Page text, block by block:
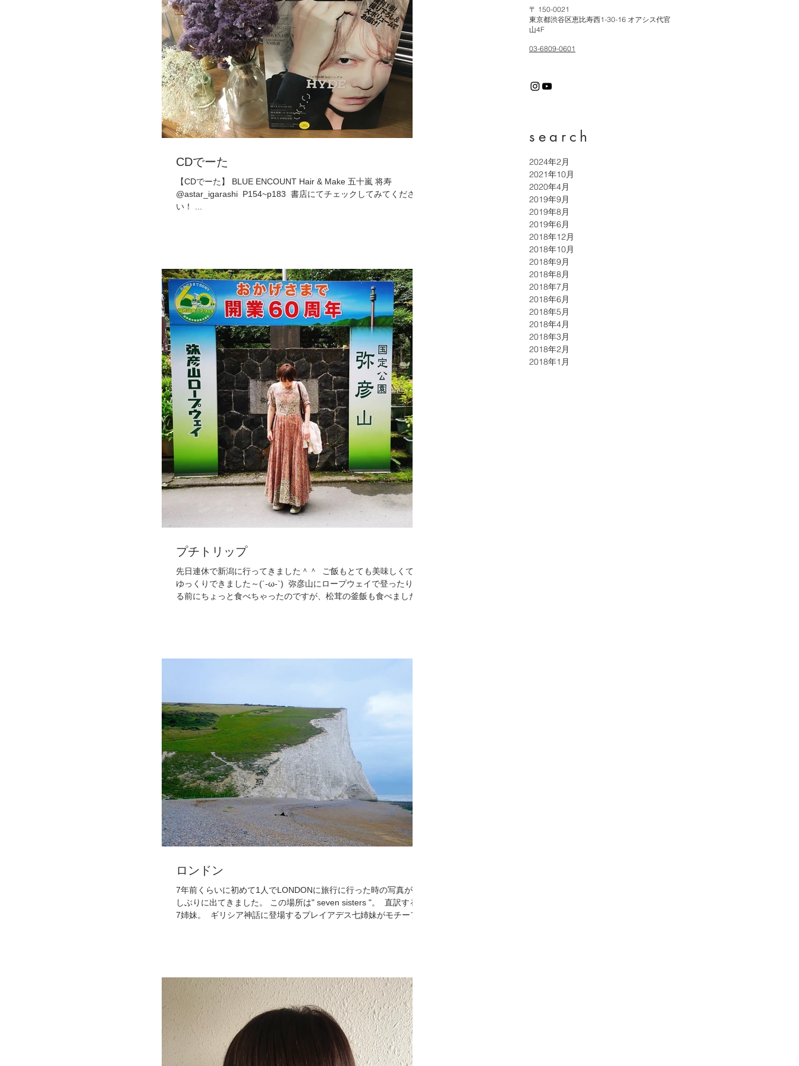
〒 150-0021
東京都渋谷区恵比寿西1-30-16 オアシス代官
山4F
03-6809-0601
search
2024年2月
2021年10月
2020年4月
2019年9月
2019年8月
2019年6月
2018年12月
2018年10月
2018年9月
2018年8月
2018年7月
2018年6月
2018年5月
2018年4月
2018年3月
2018年2月
2018年1月
CDでーた
【CDでーた】 BLUE ENCOUNT Hair & Make 五十嵐 将寿
@astar_igarashi ㅤㅤㅤㅤㅤㅤㅤㅤㅤㅤㅤㅤㅤ P154~p183 ㅤㅤㅤㅤㅤㅤㅤㅤㅤㅤㅤㅤㅤ 書店にてチェックしてみてくださ
い！ ㅤㅤㅤㅤㅤㅤㅤㅤㅤㅤㅤㅤㅤ...
プチトリップ
先日連休で新潟に行ってきました＾＾ ㅤㅤㅤㅤㅤㅤㅤㅤㅤㅤㅤㅤㅤ ご飯もとても美味しくて、
ゆっくりできました～(´-ω-`) ㅤㅤㅤㅤㅤㅤㅤㅤㅤㅤㅤㅤㅤ 弥彦山にロープウェイで登ったり ㅤㅤㅤㅤㅤㅤㅤㅤㅤㅤㅤㅤㅤ 撮
る前にちょっと食べちゃったのですが、松茸の釜飯も食べました
ロンドン
7年前くらいに初めて1人でLONDONに旅行に行った時の写真が久
しぶりに出てきました。 この場所は" seven sisters "。 ㅤㅤㅤㅤㅤㅤㅤㅤㅤㅤㅤㅤㅤ 直訳すると
7姉妹。 ㅤㅤㅤㅤㅤㅤㅤㅤㅤㅤㅤㅤㅤ ギリシア神話に登場するプレイアデス七姉妹がモチーフに